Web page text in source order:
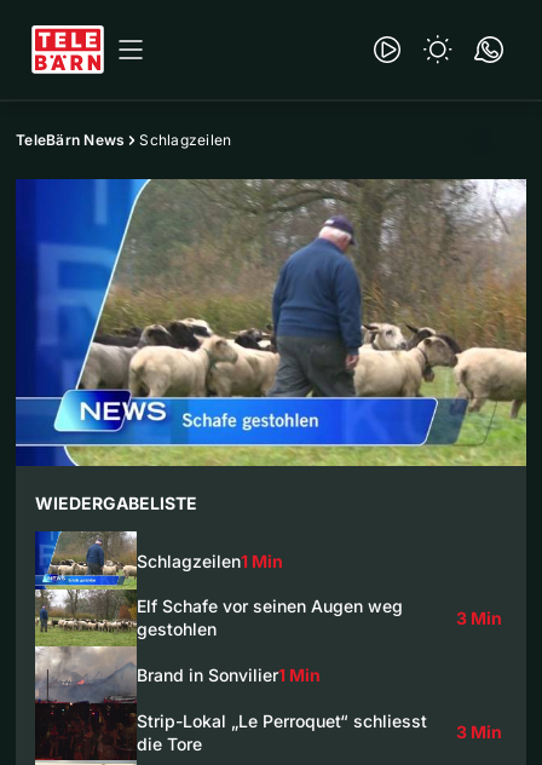
TeleBärn News Schlagzeilen
WIEDERGABELISTE
Schlagzeilen1 Min
Elf Schafe vor seinen Augen weg
gestohlen
3 Min
Brand in Sonvilier1 Min
Strip-Lokal „Le Perroquet“ schliesst
die Tore
3 Min